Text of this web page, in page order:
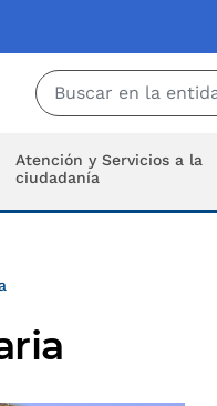
Atención y Servicios a la
ciudadanía